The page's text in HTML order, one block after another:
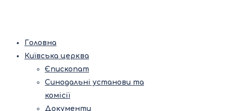
Головна
Київська церква
Єпископат
Синодальні установи та
комісії
Документи